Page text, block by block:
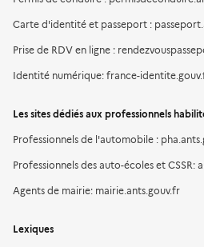
Carte d'identité et passeport :
Prise de RDV en ligne :
Identité numérique: france-
Les sites dédiés aux professionnels
Professionnels de l'automobile :
Professionnels des auto-écoles et CSSR:
Agents de mairie: mairie.ants.gouv.fr
Lexiques